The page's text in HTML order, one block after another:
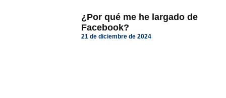
¿Por qué me he largado de
Facebook?
21 de diciembre de 2024